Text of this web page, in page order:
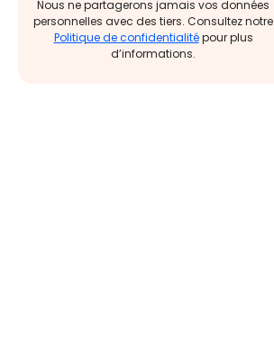
Nous ne partagerons jamais vos données
personnelles avec des tiers. Consultez notre
Politique de confidentialitépour plus
d’informations.